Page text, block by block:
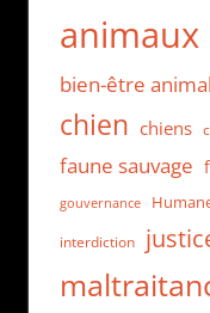
animaux
bien-être animal
chien chiens
faune sauvage
gouvernance
interdiction